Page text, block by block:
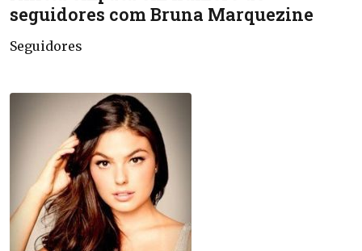
seguidores com Bruna Marquezine
Seguidores